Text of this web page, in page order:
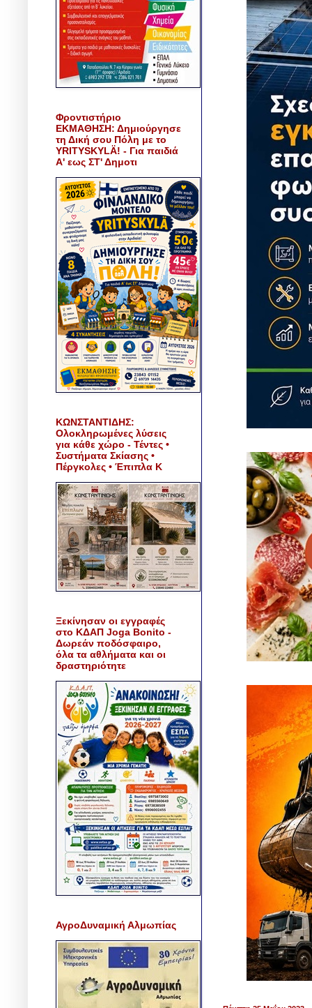
Φροντιστήριο
ΕΚΜΑΘΗΣΗ: Δημιούργησε
τη Δική σου Πόλη με το
YRITYSKYLÄ! - Για παιδιά
Α' εως ΣΤ' Δημοτι
ΚΩΝΣΤΑΝΤΙΔΗΣ:
Ολοκληρωμένες λύσεις
για κάθε χώρο - Τέντες •
Συστήματα Σκίασης •
Πέργκολες • Έπιπλα Κ
Ξεκίνησαν οι εγγραφές
στο ΚΔΑΠ Joga Bonito -
Δωρεάν ποδόσφαιρο,
όλα τα αθλήματα και οι
δραστηριότητε
ΑγροΔυναμική Αλμωπίας